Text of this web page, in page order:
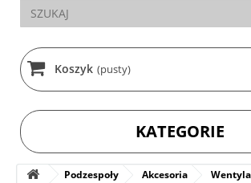
Koszyk (pusty)
KATEGORIE
Podzespoły Akcesoria